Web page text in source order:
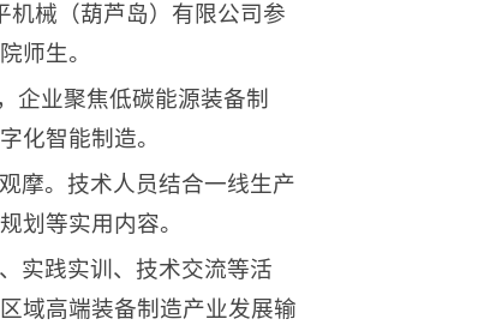
机械（葫芦岛）有限公司参
师生。
企业聚焦低碳能源装备制
化智能制造。
摩。技术人员结合一线生产
划等实用内容。
实践实训、技术交流等活
域高端装备制造产业发展输